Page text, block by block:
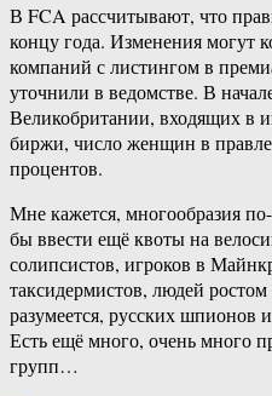
В FCA рассчитывают, что
концу года. Изменения могут
компаний с листингом в
уточнили в ведомстве. В
Великобритании, входящих в
биржи, число женщин в
процентов.
Мне кажется, многообразия
бы ввести ещё квоты на
солипсистов, игроков в
таксидермистов, людей
разумеется, русских шпионов
Есть ещё много, очень много
групп…